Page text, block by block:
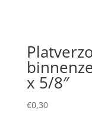
x 5/8″
€0,30